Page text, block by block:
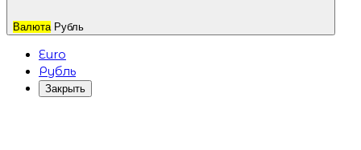
Валюта Рубль
Euro
Рубль
Закрыть